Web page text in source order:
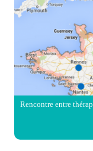
Rencontre entre